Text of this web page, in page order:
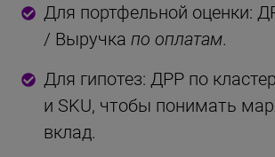
Для портфельной оценки:
/ Выручка по оплатам.
Для гипотез: ДРР по
и SKU, чтобы понимать
вклад.